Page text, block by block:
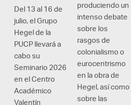
Del 13 al 16 de
julio, el Grupo
Hegel de la
PUCP llevará a
cabo su
Seminario 2026
en el Centro
Académico
Valentín
produciendo un
intenso debate
sobre los
rasgos de
colonialismo o
eurocentrismo
en la obra de
Hegel, así como
sobre las